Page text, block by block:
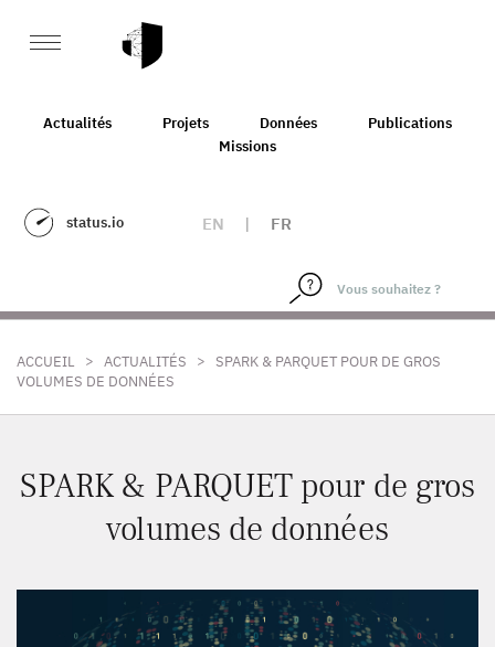
Actualités Projets Données
Publications
Missions
status.io EN | FR
ACCUEIL > ACTUALITÉS > SPARK & PARQUET POUR DE GROS
VOLUMES DE DONNÉES
SPARK & PARQUET pour de gros
volumes de données